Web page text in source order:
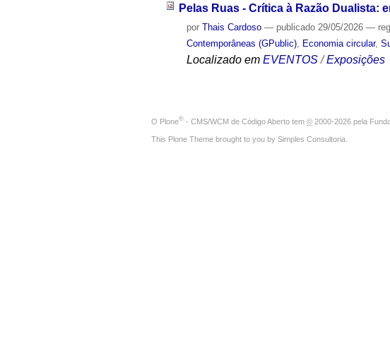
Pelas Ruas - Crítica à Razão Dualista:
porThais Cardoso — publicado 29/05/2026—
Contemporâneas (GPublic)
Economia circular,
Localizado em EVENTOS /Exposições
O Plone® - CMS/WCM de Código Aberto tem © 2000-2026 pela
This Plone Theme brought to you by Simples Consultoria